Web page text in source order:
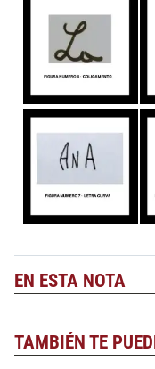
EN ESTA NOTA
TAMBIÉN TE